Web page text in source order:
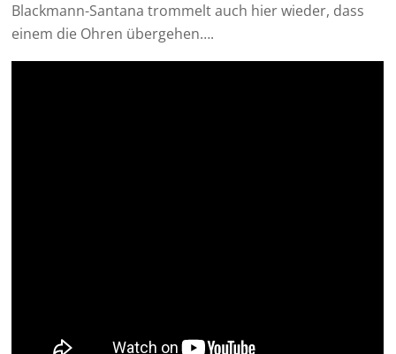
Blackmann-Santana trommelt auch hier wieder, dass
einem die Ohren übergehen….